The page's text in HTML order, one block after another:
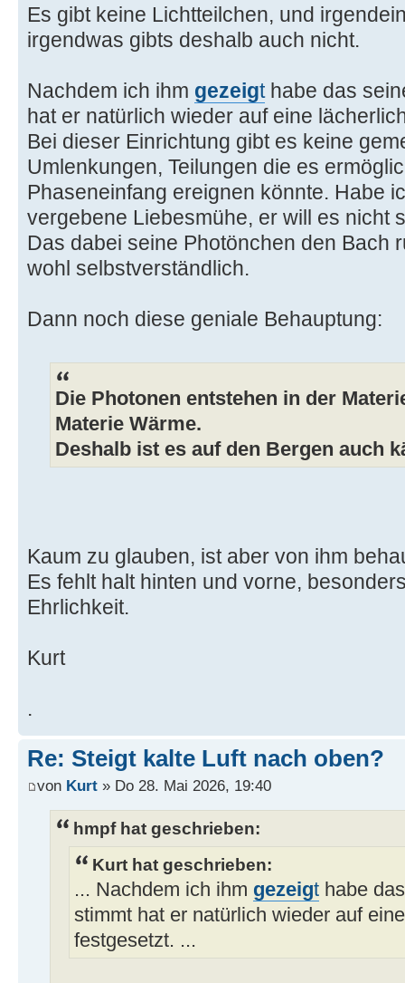
Es gibt keine Lichtteilchen, und
irgendwas gibts deshalb auch nicht.
Nachdem ich ihm gezeigthabe das
hat er natürlich wieder auf eine
Bei dieser Einrichtung gibt es keine
Umlenkungen, Teilungen die es
Phaseneinfang ereignen könnte. Habe
vergebene Liebesmühe, er will es nicht
Das dabei seine Photönchen den Bach
wohl selbstverständlich.
Dann noch diese geniale Behauptung:
Die Photonen entstehen in der
Materie Wärme.
Deshalb ist es auf den Bergen auch
Kaum zu glauben, ist aber von ihm
Es fehlt halt hinten und vorne,
Ehrlichkeit.
Kurt
.
Re: Steigt kalte Luft nach oben?
von Kurt » Do 28. Mai 2026, 19:40
hmpf hat geschrieben:
Kurt hat geschrieben:
... Nachdem ich ihm gezeigt habe
stimmt hat er natürlich wieder auf
festgesetzt. ...